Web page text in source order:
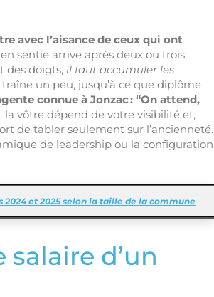
avec l’aisance de ceux qui ont
sentie arrive après deux ou trois
des doigts, il faut accumuler les
un peu, jusqu’à ce que diplôme
connue à Jonzac : “On attend,
la vôtre dépend de votre visibilité et,
de tabler seulement sur l’ancienneté.
de leadership ou la configuration
et 2025 selon la taille de la commune
d’un